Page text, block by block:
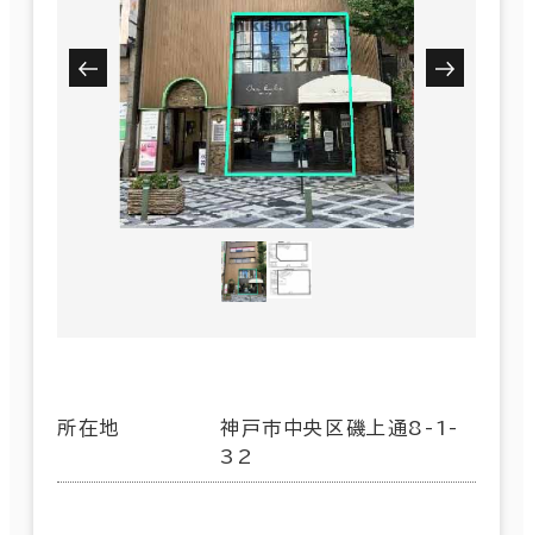
所在地
神戸市中央区磯上通8-1-
32